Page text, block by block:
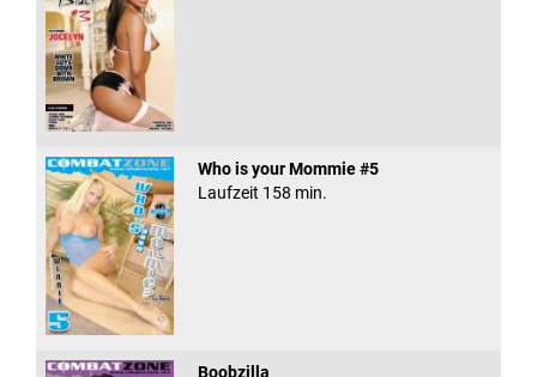
Who is your Mommie #5
Laufzeit 158 min.
Boobzilla